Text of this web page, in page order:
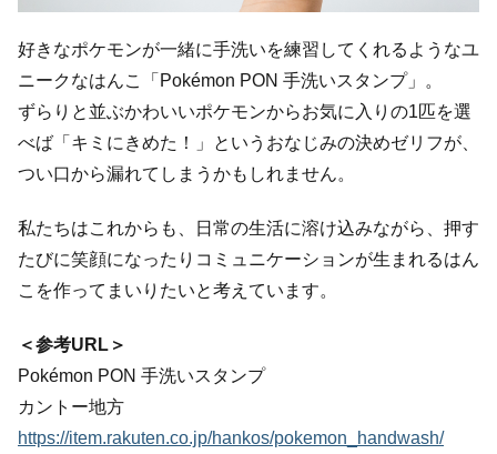
好きなポケモンが一緒に手洗いを練習してくれるようなユ
ニークなはんこ「Pokémon PON 手洗いスタンプ」。
ずらりと並ぶかわいいポケモンからお気に入りの1匹を選
べば「キミにきめた！」というおなじみの決めゼリフが、
つい口から漏れてしまうかもしれません。
私たちはこれからも、日常の生活に溶け込みながら、押す
たびに笑顔になったりコミュニケーションが生まれるはん
こを作ってまいりたいと考えています。
＜参考URL＞
Pokémon PON 手洗いスタンプ
カントー地方
https://item.rakuten.co.jp/hankos/pokemon_handwash/